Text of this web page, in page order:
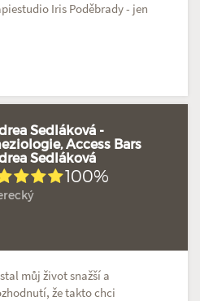
Iris Poděbrady - jen
Sedláková -
Access Bars
Sedláková
100%
můj život snažší a
že takto chci
2× Profil terapeuta